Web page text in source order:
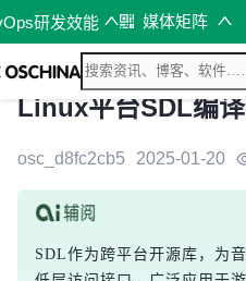
研发效能 媒体矩阵
Linux平台SDL编
osc_d8fc2cb5 2025-01-20
SDL作为跨平台开源库，为